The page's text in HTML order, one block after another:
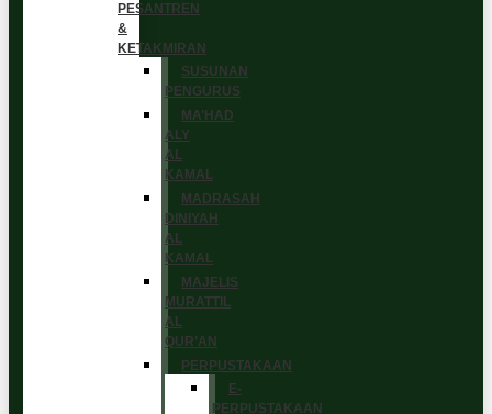
PESANTREN
&
KETAKMIRAN
SUSUNAN
PENGURUS
MA’HAD
ALY
AL
KAMAL
MADRASAH
DINIYAH
AL
KAMAL
MAJELIS
MURATTIL
AL
QUR’AN
PERPUSTAKAAN
E-
PERPUSTAKAAN